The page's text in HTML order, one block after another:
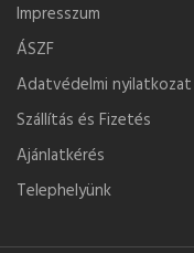
Impresszum
ÁSZF
Adatvédelmi nyilatkozat
Szállítás és Fizetés
Ajánlatkérés
Telephelyünk